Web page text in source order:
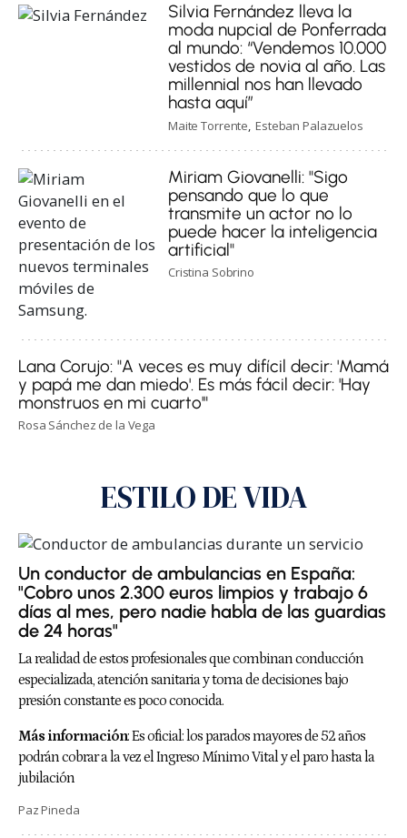
Silvia Fernández lleva la
moda nupcial de Ponferrada
al mundo: “Vendemos 10.000
vestidos de novia al año. Las
millennial nos han llevado
hasta aquí”
Maite Torrente Esteban Palazuelos
Miriam Giovanelli: "Sigo
pensando que lo que
transmite un actor no lo
puede hacer la inteligencia
artificial"
Cristina Sobrino
Lana Corujo: "A veces es muy difícil decir: 'Mamá
y papá me dan miedo'. Es más fácil decir: 'Hay
monstruos en mi cuarto'"
Rosa Sánchez de la Vega
ESTILO DE VIDA
Un conductor de ambulancias en España:
"Cobro unos 2.300 euros limpios y trabajo 6
días al mes, pero nadie habla de las guardias
de 24 horas"
La realidad de estos profesionales que combinan conducción
especializada, atención sanitaria y toma de decisiones bajo
presión constante es poco conocida.
Más información:Es oficial: los parados mayores de 52 años
podrán cobrar a la vez el Ingreso Mínimo Vital y el paro hasta la
jubilación
Paz Pineda